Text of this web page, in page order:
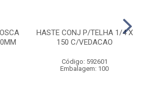
HASTE CONJ P/TELHA 1/4 X
150 C/VEDACAO
Código: 592601
Embalagem: 100